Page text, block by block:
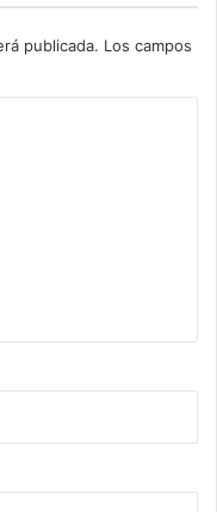
publicada. Los campos